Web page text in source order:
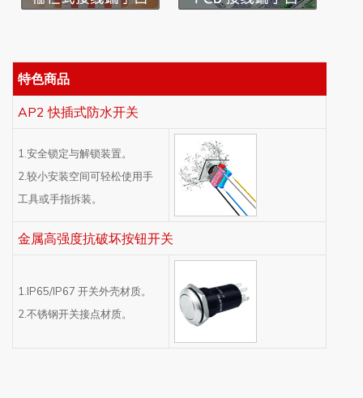
特色商品
AP2 快插式防水开关
1.安全锁定与解锁装置。
2.较小安装空间可轻松使用手
工具或手指拆装。
金属高强度抗破坏按钮开关
1.IP65/IP67 开关外壳材质。
2.不锈钢开关接点材质。